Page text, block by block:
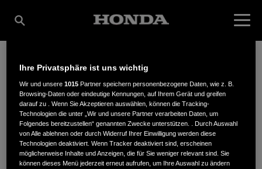
SIEPMANN GMBH
Wittener Landstrasse,58313,Herdecke
Ihre Privatsphäre ist uns wichtig
Wir und unsere1015 Partner speichern personenbezogene Daten, wie z. B.
Browsing-Daten oder eindeutige Kennungen, auf Ihrem Gerät und greifen
darauf zu . Wenn Sie Akzeptieren auswählen, können die Tracking-
Technologien die unter „Wir und unsere Partner verarbeiten Daten, um
Folgendes bereitzustellen“ genannten Zwecke unterstützen. . Durch Auswahl
von Alle ablehnen oder durch Widerruf Ihrer Einwilligung werden diese
Technologien deaktiviert. Wenn Tracker deaktiviert sind, erscheinen
möglicherweise Inhalte und Anzeigen, die für Sie weniger relevant sind. Sie
können dieses Menü jederzeit erneut aufrufen, um Ihre Auswahl zu ändern